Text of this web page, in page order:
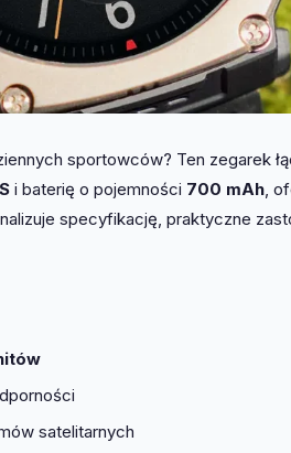
sportowców? Ten zegarek
i baterię o pojemności 700 mAh,
specyfikację, praktyczne
satelitarnych